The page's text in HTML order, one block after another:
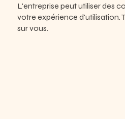
L'entreprise peut utiliser des
votre expérience d'utilisation.
sur vous.